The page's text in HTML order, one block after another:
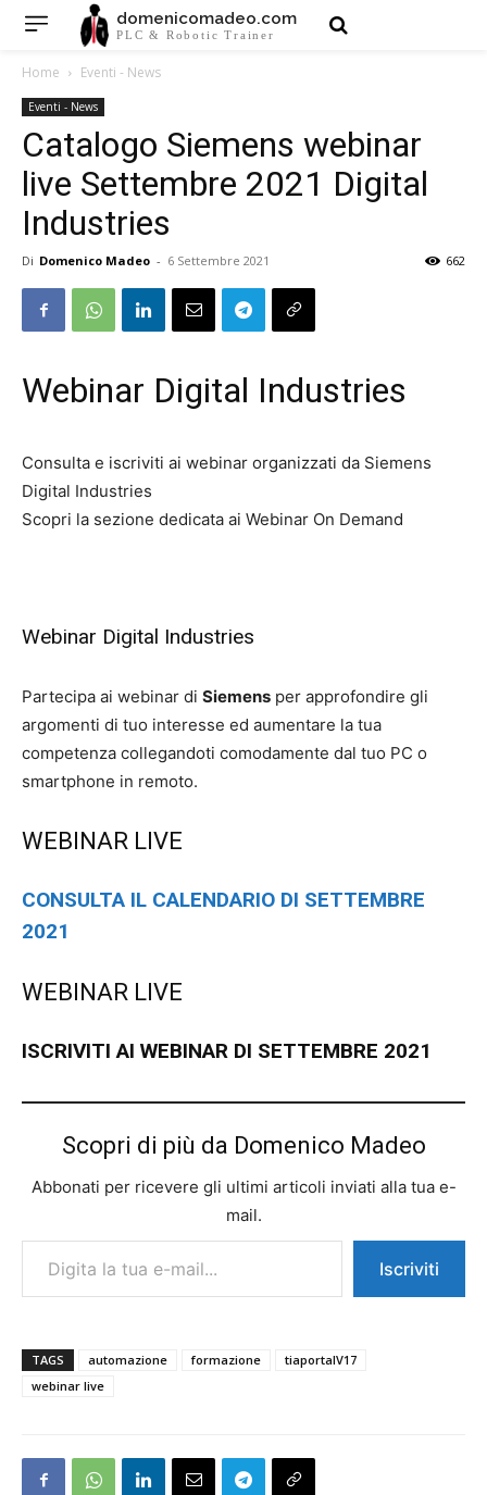
domenicomadeo.com
PLC & Robotic Trainer
Home Eventi - News
Eventi - News
Catalogo Siemens webinar
live Settembre 2021 Digital
Industries
Di Domenico Madeo - 6 Settembre 2021 662
Webinar Digital Industries
Consulta e iscriviti ai webinar organizzati da Siemens
Digital Industries
Scopri la sezione dedicata ai Webinar On Demand
Webinar Digital Industries
Partecipa ai webinar di Siemens per approfondire gli
argomenti di tuo interesse ed aumentare la tua
competenza collegandoti comodamente dal tuo PC o
smartphone in remoto.
WEBINAR LIVE
CONSULTA IL CALENDARIO DI SETTEMBRE
2021
WEBINAR LIVE
ISCRIVITI AI WEBINAR DI SETTEMBRE 2021
Scopri di più da Domenico Madeo
Abbonati per ricevere gli ultimi articoli inviati alla tua e-
mail.
Digita la tua e-mail...
Iscriviti
TAGS automazione formazione
tiaportalV17
webinar live